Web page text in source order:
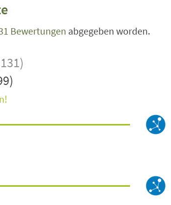
Bewertungen abgegeben worden.